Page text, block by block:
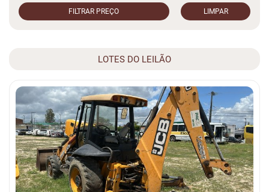
FILTRAR PREÇO LIMPAR
LOTES DO LEILÃO